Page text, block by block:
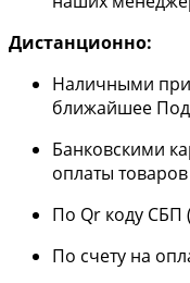
Дистанционно:
Наличными при
ближайшее
Банковскими
оплаты
По Qr коду СБП
По счету на